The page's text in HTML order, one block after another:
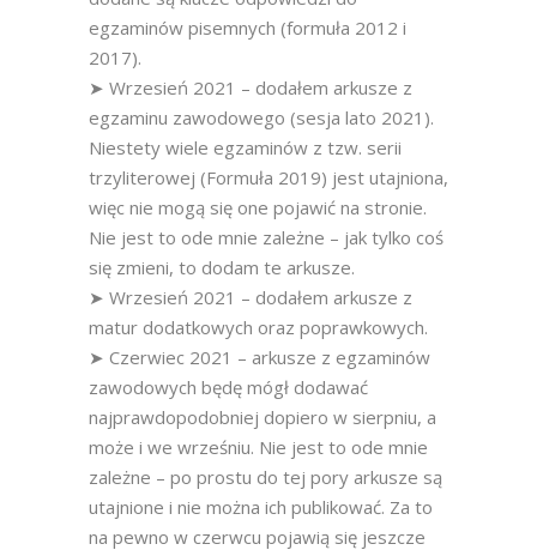
egzaminów pisemnych (formuła 2012 i
2017).
➤ Wrzesień 2021 – dodałem arkusze z
egzaminu zawodowego (sesja lato 2021).
Niestety wiele egzaminów z tzw. serii
trzyliterowej (Formuła 2019) jest utajniona,
więc nie mogą się one pojawić na stronie.
Nie jest to ode mnie zależne – jak tylko coś
się zmieni, to dodam te arkusze.
➤ Wrzesień 2021 – dodałem arkusze z
matur dodatkowych oraz poprawkowych.
➤ Czerwiec 2021 – arkusze z egzaminów
zawodowych będę mógł dodawać
najprawdopodobniej dopiero w sierpniu, a
może i we wrześniu. Nie jest to ode mnie
zależne – po prostu do tej pory arkusze są
utajnione i nie można ich publikować. Za to
na pewno w czerwcu pojawią się jeszcze